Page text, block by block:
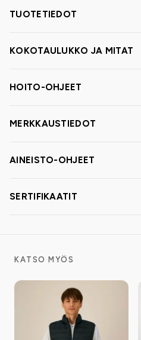
TUOTETIEDOT
KOKOTAULUKKO JA MITAT
HOITO-OHJEET
MERKKAUSTIEDOT
AINEISTO-OHJEET
SERTIFIKAATIT
KATSO MYÖS